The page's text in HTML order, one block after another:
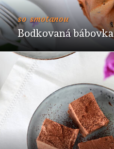
so smotanou
Bodkovaná bábovka